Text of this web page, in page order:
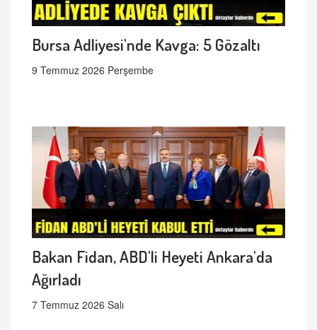
Bursa Adliyesi'nde Kavga: 5 Gözaltı
9 Temmuz 2026 Perşembe
Bakan Fidan, ABD'li Heyeti Ankara'da
Ağırladı
7 Temmuz 2026 Salı